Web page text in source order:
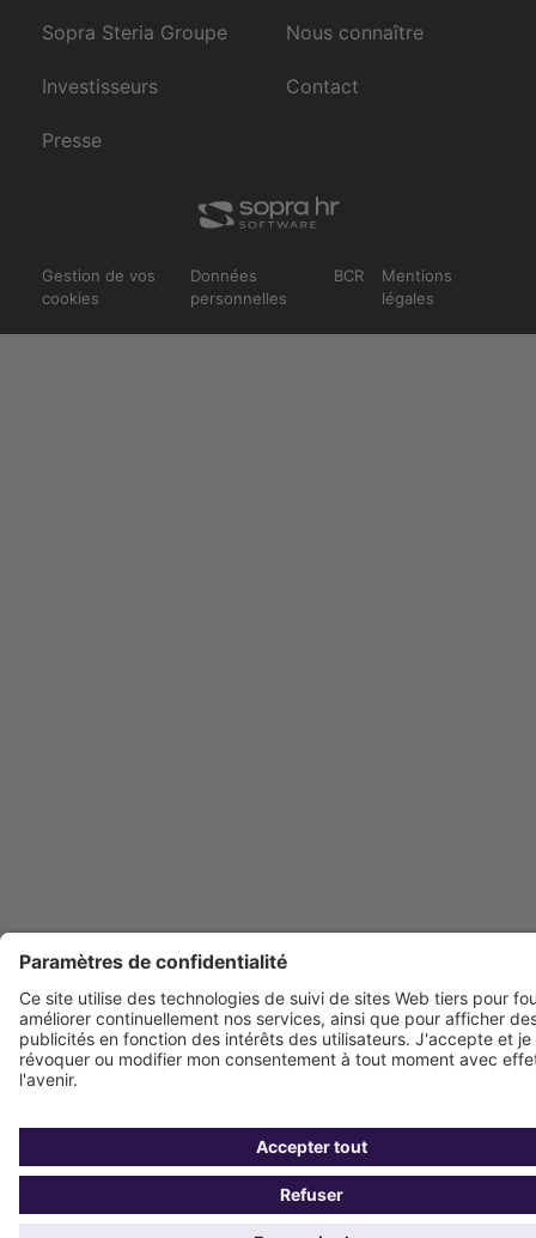
Sopra Steria Groupe
Investisseurs
Presse
Nous connaître
Contact
Gestion de vos
cookies
Données
personnelles
BCR
Mentions
légales